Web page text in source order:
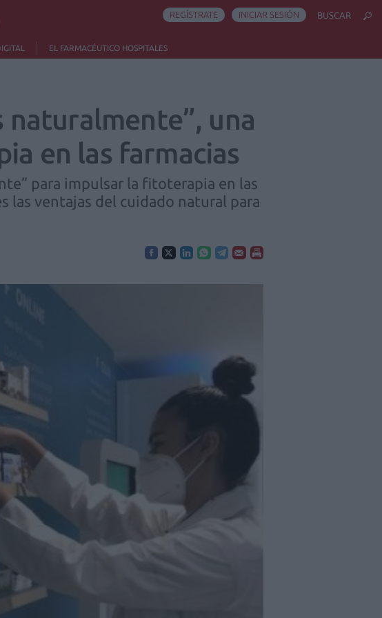
EL FARMACÉUTICO HOSPITALES
REGÍSTRATE INICIAR SESIÓN BUSCAR
naturalmente”, una
en las farmacias
para impulsar la fitoterapia en las
las ventajas del cuidado natural para